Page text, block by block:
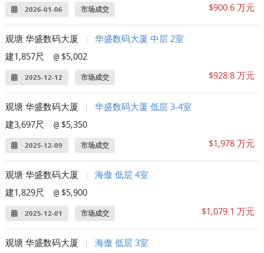
2026-01-06 市场成交 $900.6 万元
观塘 华盛数码大厦
华盛数码大厦 中层 2室
建1,857尺
@ $5,002
2025-12-12 市场成交 $928.8 万元
观塘 华盛数码大厦
华盛数码大厦 低层 3-4室
建3,697尺
@ $5,350
2025-12-09 市场成交 $1,978 万元
观塘 华盛数码大厦
海傲 低层 4室
建1,829尺
@ $5,900
2025-12-01 市场成交 $1,079.1 万元
观塘 华盛数码大厦
海傲 低层 3室